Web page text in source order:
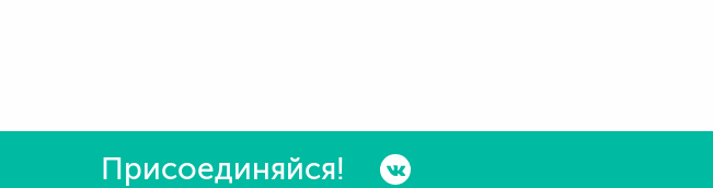
Присоединяйся!